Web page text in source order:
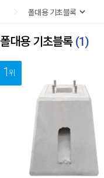
폴대용 기초블록 (1)
1위